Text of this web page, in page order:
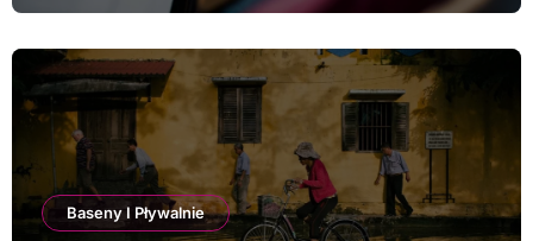
Baseny I Pływalnie